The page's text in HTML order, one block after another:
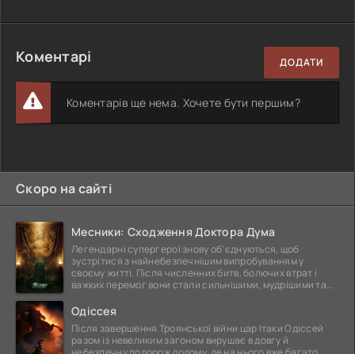
Коментарі ДОДАТИ
Коментарів ще нема. Хочете бути першим?
Скоро на сайті
Месники: Сходження Доктора Дума
Легендарні супергерої знову об'єднуються, щоб
зустрітися з найнебезпечнішим випробуванням у
своєму житті. Після численних битв, болючих втрат і
важких перемог вони стали сильнішими, мудрішими та
Одіссея
Після завершення Троянської війни цар Ітаки Одіссей
разом із невеликим загоном вирушає в довгу й